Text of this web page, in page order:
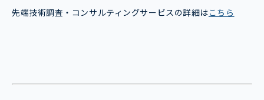
先端技術調査・コンサルティングサービスの詳細はこちら